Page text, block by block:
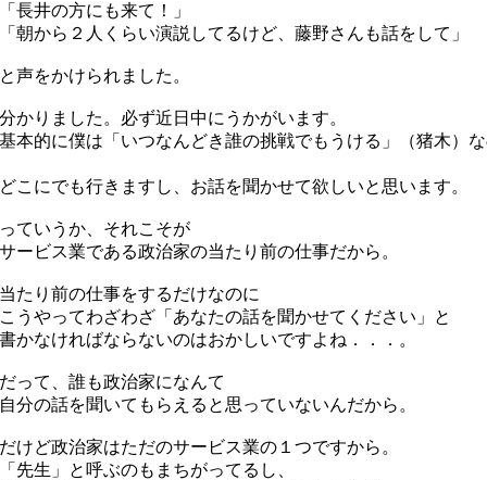
長井の方にも来て！」
朝から２人くらい演説してるけど、藤野さんも話をして」
声をかけられました。
かりました。必ず近日中にうかがいます。
本的に僕は「いつなんどき誰の挑戦でもうける」（猪木）
こにでも行きますし、お話を聞かせて欲しいと思います。
ていうか、それこそが
ービス業である政治家の当たり前の仕事だから。
たり前の仕事をするだけなのに
うやってわざわざ「あなたの話を聞かせてください」と
かなければならないのはおかしいですよね．．．。
って、誰も政治家になんて
分の話を聞いてもらえると思っていないんだから。
けど政治家はただのサービス業の１つですから。
先生」と呼ぶのもまちがってるし、